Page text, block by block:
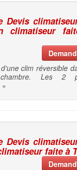
Devis
climatiseur
clim réversible
Les 2
»
Devis
faite à